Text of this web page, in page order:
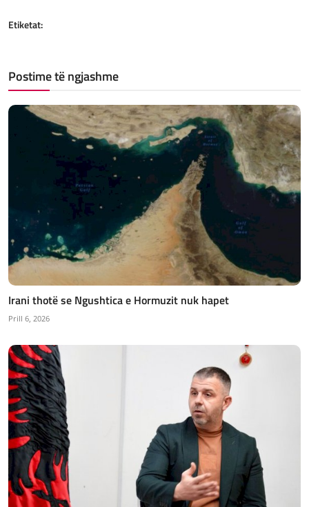
Etiketat:
Postime të ngjashme
Irani thotë se Ngushtica e Hormuzit nuk hapet
Prill 6, 2026